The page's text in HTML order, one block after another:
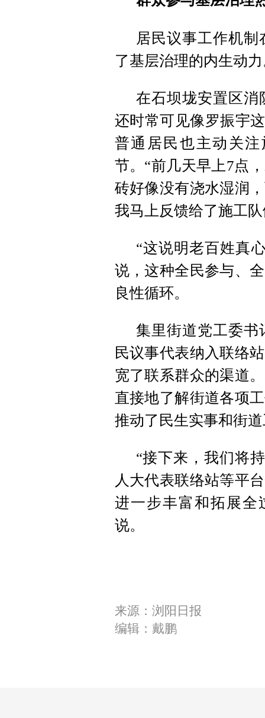
居民议事工作机
了基层治理的内生动
在石坝垅安置区消
还时常可见像罗振宇
普通居民也主动关
节。“前几天早上7点
砖好像没有浇水湿润
我马上反馈给了施工
“这说明老百姓真
说，这种全民参与、
良性循环。
集里街道党工委书
民议事代表纳入联络
宽了联系群众的渠道
直接地了解街道各项
推动了民生实事和街
“接下来，我们将
人大代表联络站等平
进一步丰富和拓展全
说。
来源：浏阳日报
编辑：戴鹏